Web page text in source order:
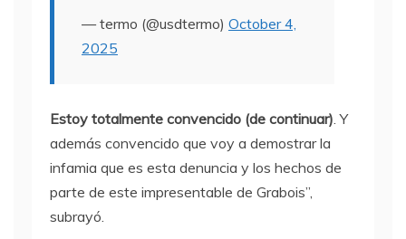
— termo (@usdtermo) October 4,
2025
Estoy totalmente convencido (de continuar). Y
además convencido que voy a demostrar la
infamia que es esta denuncia y los hechos de
parte de este impresentable de Grabois”,
subrayó.